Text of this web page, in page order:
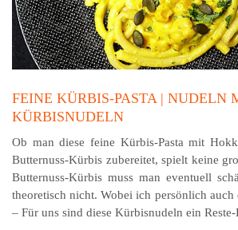
FEINE KÜRBIS-PASTA | NUDELN
KÜRBISNUDELN
Ob man diese feine Kürbis-Pasta mit
Butternuss-Kürbis zubereitet, spielt keine
Butternuss-Kürbis muss man eventuell
theoretisch nicht. Wobei ich persönlich auch
– Für uns sind diese Kürbisnudeln ein Reste-